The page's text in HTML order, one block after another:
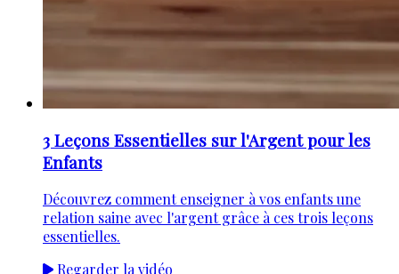
3 Leçons Essentielles sur l'Argent pour les
Enfants
Découvrez comment enseigner à vos enfants une
relation saine avec l'argent grâce à ces trois leçons
essentielles.
Regarder la vidéo